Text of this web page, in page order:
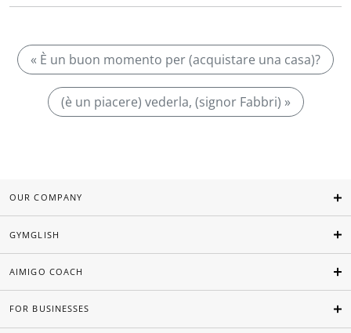
« È un buon momento per (acquistare una casa)?
(è un piacere) vederla, (signor Fabbri) »
OUR COMPANY
GYMGLISH
AIMIGO COACH
FOR BUSINESSES